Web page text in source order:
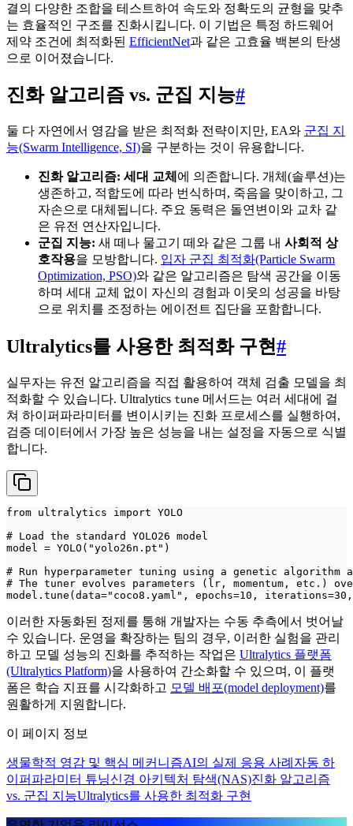
결의 다양한 조합을 테스트하여 속도와 정확도의 균형을 맞추
는 효율적인 구조를 진화시킵니다. 이 기법은 특정 하드웨어
제약 조건에 최적화된 EfficientNet과 같은 고효율 백본의 탄생
으로 이어졌습니다.
진화 알고리즘 vs. 군집 지능#
둘 다 자연에서 영감을 받은 최적화 전략이지만, EA와 군집 지
능(Swarm Intelligence, SI)을 구분하는 것이 유용합니다.
진화 알고리즘: 세대 교체 에 의존합니다. 개체(솔루션)는
생존하고, 적합도에 따라 번식하며, 죽음을 맞이하고, 그
자손으로 대체됩니다. 주요 동력은 돌연변이와 교차 같
은 유전 연산자입니다.
군집 지능: 새 떼나 물고기 떼와 같은 그룹 내 사회적 상
호작용을 모방합니다. 입자 군집 최적화(Particle Swarm
Optimization, PSO)와 같은 알고리즘은 탐색 공간을 이동
하며 세대 교체 없이 자신의 경험과 이웃의 성공을 바탕
으로 위치를 조정하는 에이전트 집단을 포함합니다.
Ultralytics를 사용한 최적화 구현#
실무자는 유전 알고리즘을 직접 활용하여 객체 검출 모델을 최
적화할 수 있습니다. Ultralytics tune 메서드는 여러 세대에 걸
쳐 하이퍼파라미터를 변이시키는 진화 프로세스를 실행하여,
검증 데이터에서 가장 높은 성능을 내는 설정을 자동으로 식별
합니다.
from ultralytics import YOLO
# Load the standard YOLO26 model
model = YOLO("yolo26n.pt")
# Run hyperparameter tuning using a genetic algorithm
# The tuner evolves parameters (lr, momentum, etc.)
model.tune(data="coco8.yaml", epochs=10,
이러한 자동화된 정제를 통해 개발자는 수동 추측에서 벗어날
수 있습니다. 운영을 확장하는 팀의 경우, 이러한 실험을 관리
하고 모델 성능의 진화를 추적하는 작업은 Ultralytics 플랫폼
(Ultralytics Platform)을 사용하여 간소화할 수 있으며, 이 플랫
폼은 학습 지표를 시각화하고 모델 배포(model deployment)를
원활하게 지원합니다.
이 페이지 정보
생물학적 영감 및 핵심 메커니즘AI의 실제 응용 사례 자동 하
이퍼파라미터 튜닝신경 아키텍처 탐색(NAS)진화 알고리즘
vs. 군집 지능Ultralytics를 사용한 최적화 구현